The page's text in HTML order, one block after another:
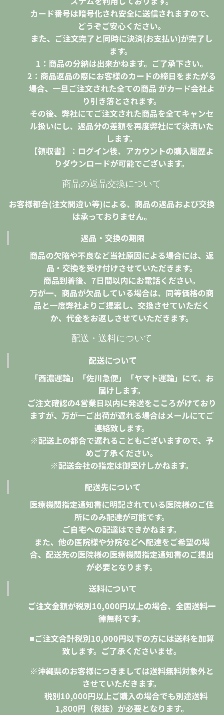
カード番号は暗号化され安全に送信されますので、
どうぞご安心ください。
また、ご注文完了と同時に決済(お支払い)が完了し
ます。
1：商品の分納は出来かねます。ご了承下さい。
2：商品返品の際にお客様のカードの締日をまたがる
場合、一旦ご注文された全ての商品 がカード会社よ
り引き落とされます。
その後、弊社にてご注文された商品を全てキャンセ
ル扱いにし、返品分の差額を再度弊社にて決済いた
します。
【領収書】：ログイン後、アカウントの購入履歴よ
りダウンロードが可能でございます。
商品の返品交換について
お客様都合(注文間違い等)による、商品の返品および交換
は承っておりません。
返品・交換の期限
商品の欠陥や不良など当社原因による場合には、返
品・交換を受け付けさせていただきます。
商品到着後、7日間以内にお電話ください。
万が一、商品が欠品している場合は、同等価格の商
品と一度弊社よりご提案し、交換させていただく
か、代金をお返しさせていただきます。
配送・送料について
配送について
「西濃運輸」「佐川急便」「ヤマト運輸」にて、お
届けします。
ご注文確認の4営業日以内に発送をこころがけており
ますが、万が一ご出荷が遅れる場合はメールにてご
連絡致します。
※配送上の都合で遅れることもございますので、予
めご了承ください。
※配送会社の指定は御受けしかねます。
配送先について
医療機関指定通知書に明記されている医院様のご住
所にのみ配達が可能です。
ご自宅への配達はできかねます。
また、他の医院様や分院などへ配達をご希望の場
合、配送先の医院様の医療機関指定通知書のご提出
が必要となります。
送料について
ご注文金額が税別10,000円以上の場合、全国送料一
律無料です。
■ご注文合計税別10,000円以下の方には送料を加算
致します。ご了承くださいませ。
※沖縄県のお客様につきましては送料無料対象外と
させていただきます。
税別10,000円以上ご購入の場合でも別途送料
1,800円（税抜）が必要となります。